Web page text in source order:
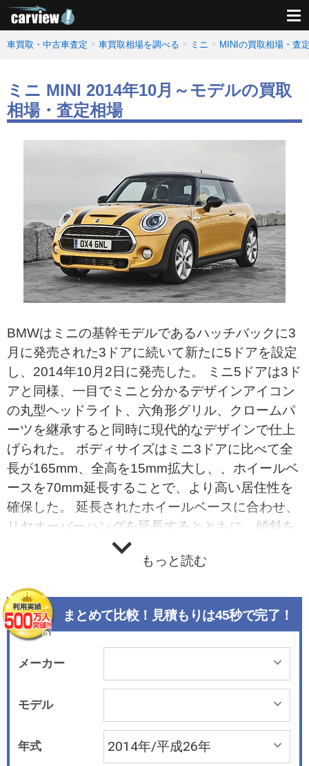
車買取・中古車査定 車買取相場を調べる ミニ MINIの買取相場・査
ミニ MINI 2014年10月～モデルの買取
相場・査定相場
BMWはミニの基幹モデルであるハッチバックに3
月に発売された3ドアに続いて新たに5ドアを設定
し、2014年10月2日に発売した。 ミニ5ドアは3ド
アと同様、一目でミニと分かるデザインアイコン
の丸型ヘッドライト、六角形グリル、クロームパ
ーツを継承すると同時に現代的なデザインで仕上
げられた。 ボディサイズはミニ3ドアに比べて全
長が165mm、全高を15mm拡大し、、ホイールベ
ースを70mm延長することで、より高い居住性を
確保した。 延長されたホイールベースに合わせ、
リヤオーバーハングを延長するとともに、傾斜を
強めたテールゲートを採用し、バンパーの形状を
変更するなどして、ミニらしいスポーティさと軽
た。 ホイールベースの延長は後席居住性の向上に
つながり、ミニ5ドアは3ドアに比べて後席レッグ
スペースが40mm拡大し、大人5名が余裕を持って
乗車できるスペースを確保している。トランク容
量も3ドアに比べ67L拡大して278Lになった。 イ
ンテリアデザインもミニらしさが継承され、円形
のエレメントなどミニのアイコンを採用してい
る。ドアトリムの楕円形デザインエレメントは、
前後席の一体感を持たせたものとされた。クーパ
もっと読む
まとめて比較！見積もりは45秒で完了！
メーカー
モデル
年式